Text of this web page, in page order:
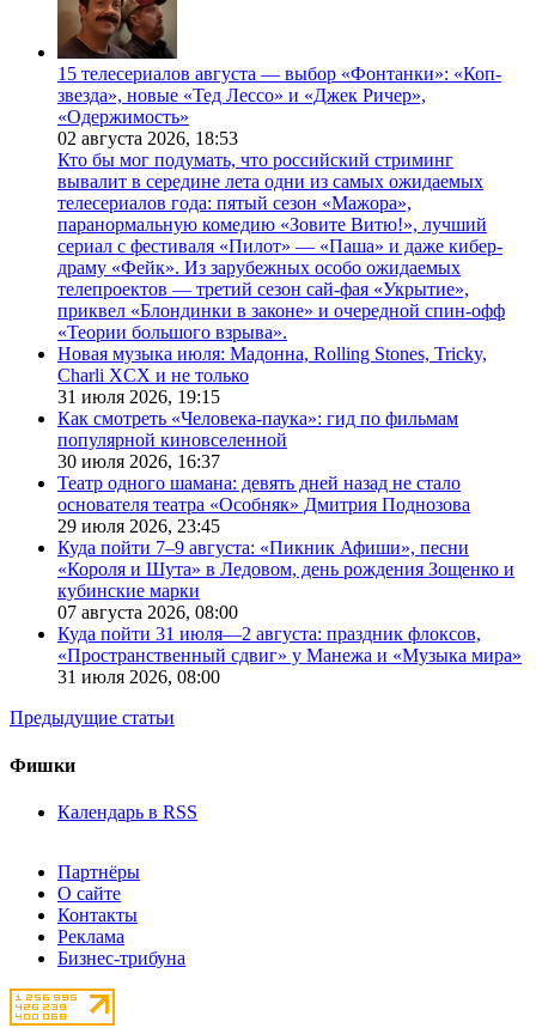
15 телесериалов августа — выбор «Фонтанки»: «Коп-
звезда», новые «Тед Лессо» и «Джек Ричер»,
«Одержимость»
02 августа 2026, 18:53
Кто бы мог подумать, что российский стриминг
вывалит в середине лета одни из самых ожидаемых
телесериалов года: пятый сезон «Мажора»,
паранормальную комедию «Зовите Витю!», лучший
сериал с фестиваля «Пилот» — «Паша» и даже кибер-
драму «Фейк». Из зарубежных особо ожидаемых
телепроектов — третий сезон сай-фая «Укрытие»,
приквел «Блондинки в законе» и очередной спин-офф
«Теории большого взрыва».
Новая музыка июля: Мадонна, Rolling Stones, Tricky,
Charli XCX и не только
31 июля 2026, 19:15
Как смотреть «Человека-паука»: гид по фильмам
популярной киновселенной
30 июля 2026, 16:37
Театр одного шамана: девять дней назад не стало
основателя театра «Особняк» Дмитрия Поднозова
29 июля 2026, 23:45
Куда пойти 7–9 августа: «Пикник Афиши», песни
«Короля и Шута» в Ледовом, день рождения Зощенко и
кубинские марки
07 августа 2026, 08:00
Куда пойти 31 июля—2 августа: праздник флоксов,
«Пространственный сдвиг» у Манежа и «Музыка мира»
31 июля 2026, 08:00
Предыдущие статьи
Фишки
Календарь в RSS
Партнёры
О сайте
Контакты
Реклама
Бизнес-трибуна